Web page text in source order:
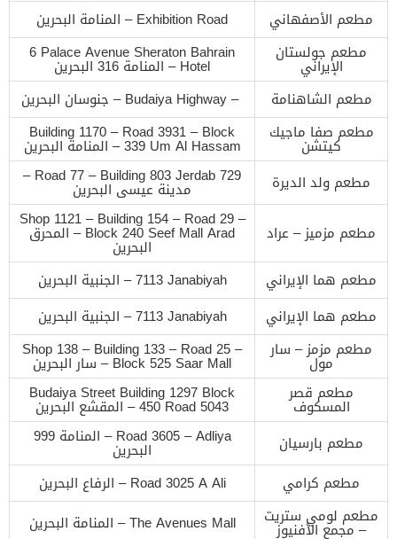
مطعم الأصفهاني
‪Exhibition Road‬ – المنامة البحرين
مطعم جولستان
الإيراني
‪6 Palace Avenue‬ Sheraton Bahrain
Hotel – المنامة 316 البحرين
مطعم الشاهنامة
‪Budaiya Highway – ‬ – جنوسان البحرين
مطعم صفا ماجيك
كيتشن
‪Building 1170 – Road 3931 – Block
339‬ Um Al Hassam – المنامة البحرين
مطعم ولد الديرة
‪Road 77 – Building 803 Jerdab 729‬ –
مدينة عيسى‎ البحرين
مطعم مزميز – عراد
‪Shop 1121 – Building 154 – Road 29 –
Block 240‬ Seef Mall Arad – المحرق
البحرين
مطعم هما الإيراني
‪7113 Janabiyah‬ – الجنبية البحرين
مطعم هما الإيراني
‪7113 Janabiyah‬ – الجنبية البحرين
مطعم مزمز – سار
مول
‪Shop 138 – Building 133 – Road 25 –
Block 525‬ Saar Mall – سار البحرين
مطعم قصر
المسكوف
‪Budaiya Street Building 1297 Block
450 Road 5043‬ – المقشع البحرين
مطعم بارسيان
‪Road 3605 – Adliya‬ – المنامة 999
البحرين
مطعم كرامي
‪Road 3025‬ A Ali – الرفاع‎ البحرين
مطعم لومي ستريت
– مجمع الأفنيوز ‪The Avenues Mall‬ – المنامة البحرين